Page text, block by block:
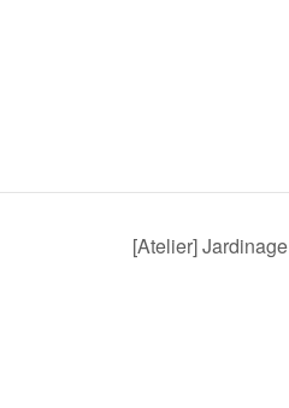
[Atelier] Jardinage